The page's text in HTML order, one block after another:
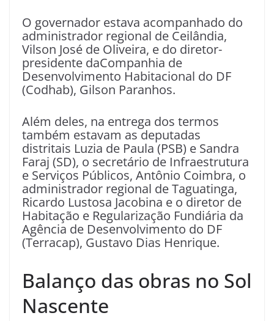
O governador estava acompanhado do
administrador regional de Ceilândia,
Vilson José de Oliveira, e do diretor-
presidente daCompanhia de
Desenvolvimento Habitacional do DF
(Codhab), Gilson Paranhos.
Além deles, na entrega dos termos
também estavam as deputadas
distritais Luzia de Paula (PSB) e Sandra
Faraj (SD), o secretário de Infraestrutura
e Serviços Públicos, Antônio Coimbra, o
administrador regional de Taguatinga,
Ricardo Lustosa Jacobina e o diretor de
Habitação e Regularização Fundiária da
Agência de Desenvolvimento do DF
(Terracap), Gustavo Dias Henrique.
Balanço das obras no Sol
Nascente